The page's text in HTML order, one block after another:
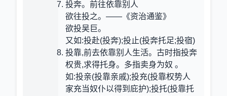
投奔。前往依靠别人
欲往投之。——《资治通鉴》
欲投吴巨。
又如:投赴(投奔);投止(投奔托足;投宿)
投靠,前去依靠别人生活。古时指投奔
权贵,求得托身。多指卖身为奴 。
如:投亲(投靠亲戚);投充(投靠权势人
家充当奴仆以得到庇护);投托(投靠托